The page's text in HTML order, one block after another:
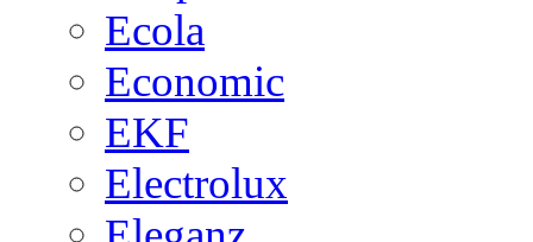
Ecola
Economic
EKF
Electrolux